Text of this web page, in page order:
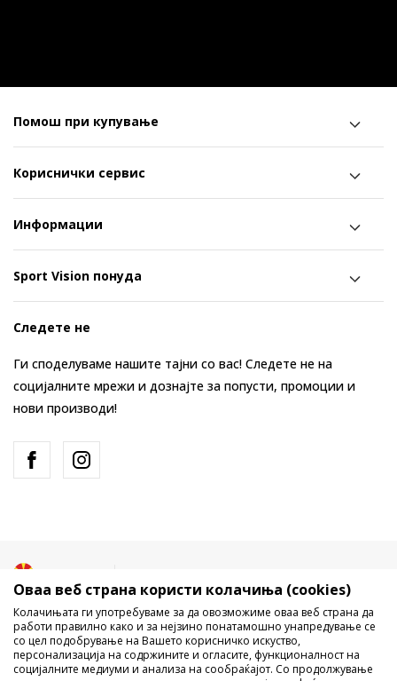
Помош при купување
Кориснички сервис
Информации
Sport Vision понуда
Следете не
Ги споделуваме нашите тајни со вас! Следете не на
социјалните мрежи и дознајте за попусти, промоции и
нови производи!
Оваа веб страна користи колачиња (cookies)
Колачињата ги употребуваме за да овозможиме оваа веб страна да
работи правилно како и за нејзино понатамошно унапредување се
со цел подобрување на Вашето корисничко искуство,
персонализација на содржините и огласите, функционалност на
социјалните медиуми и анализа на сообраќајот. Со продолжување